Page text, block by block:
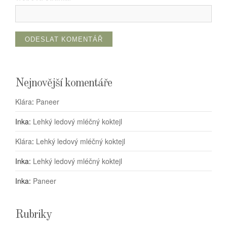
Nejnovější komentáře
Klára: Paneer
Inka: Lehký ledový mléčný koktejl
Klára: Lehký ledový mléčný koktejl
Inka: Lehký ledový mléčný koktejl
Inka: Paneer
Rubriky